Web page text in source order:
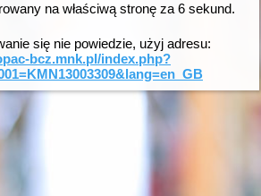
na właściwą stronę za 6sekund.
się nie powiedzie, użyj adresu:
bcz.mnk.pl/index.php?